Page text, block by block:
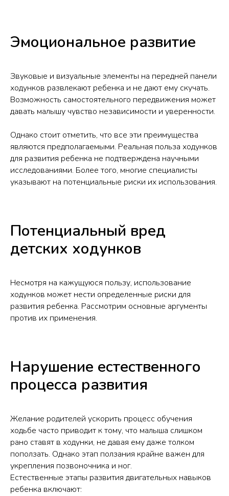
Эмоциональное развитие
Звуковые и визуальные элементы на передней панели
ходунков развлекают ребенка и не дают ему скучать.
Возможность самостоятельного передвижения может
давать малышу чувство независимости и уверенности.
Однако стоит отметить, что все эти преимущества
являются предполагаемыми. Реальная польза ходунков
для развития ребенка не подтверждена научными
исследованиями. Более того, многие специалисты
указывают на потенциальные риски их использования.
Потенциальный вред
детских ходунков
Несмотря на кажущуюся пользу, использование
ходунков может нести определенные риски для
развития ребенка. Рассмотрим основные аргументы
против их применения.
Нарушение естественного
процесса развития
Желание родителей ускорить процесс обучения
ходьбе часто приводит к тому, что малыша слишком
рано ставят в ходунки, не давая ему даже толком
поползать. Однако этап ползания крайне важен для
укрепления позвоночника и ног.
Естественные этапы развития двигательных навыков
ребенка включают: